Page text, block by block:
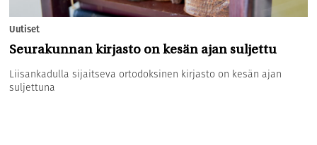
Uutiset
Seurakunnan kirjasto on kesän ajan suljettu
Liisankadulla sijaitseva ortodoksinen kirjasto on kesän ajan
suljettuna